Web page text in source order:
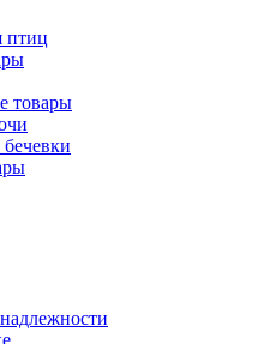
птиц
товары